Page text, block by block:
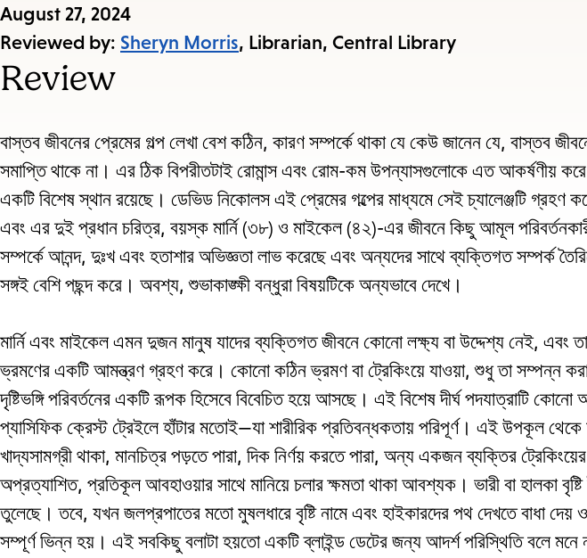
Published
on:
August 27, 2024
Reviewed by: Sheryn Morris, Librarian, Central Library
Review
বাস্তব জীবনের প্রেমের গল্প লেখা বেশ কঠিন, কারণ সম্পর্কে থাকা যে কেউ জানেন যে, বাস্তব
সমাপ্তি থাকে না। এর ঠিক বিপরীতটাই রোমান্স এবং রোম-কম উপন্যাসগুলোকে এত আকর্ষণীয়
একটি বিশেষ স্থান রয়েছে। ডেভিড নিকোলস এই প্রেমের গল্পের মাধ্যমে সেই চ্যালেঞ্জটি গ্রহণ
এবং এর দুই প্রধান চরিত্র, বয়স্ক মার্নি (৩৮) ও মাইকেল (৪২)-এর জীবনে কিছু আমূল
সম্পর্কে আনন্দ, দুঃখ এবং হতাশার অভিজ্ঞতা লাভ করেছে এবং অন্যদের সাথে ব্যক্তিগত সম্পর্ক
সঙ্গই বেশি পছন্দ করে। অবশ্য, শুভাকাঙ্ক্ষী বন্ধুরা বিষয়টিকে অন্যভাবে দেখে।
মার্নি এবং মাইকেল এমন দুজন মানুষ যাদের ব্যক্তিগত জীবনে কোনো লক্ষ্য বা উদ্দেশ্য নেই,
ভ্রমণের একটি আমন্ত্রণ গ্রহণ করে। কোনো কঠিন ভ্রমণ বা ট্রেকিংয়ে যাওয়া, শুধু তা সম্পন্ন
দৃষ্টিভঙ্গি পরিবর্তনের একটি রূপক হিসেবে বিবেচিত হয়ে আসছে। এই বিশেষ দীর্ঘ পদযাত্রাটি
প্যাসিফিক ক্রেস্ট ট্রেইলে হাঁটার মতোই—যা শারীরিক প্রতিবন্ধকতায় পরিপূর্ণ। এই উপকূল
খাদ্যসামগ্রী থাকা, মানচিত্র পড়তে পারা, দিক নির্ণয় করতে পারা, অন্য একজন ব্যক্তির
অপ্রত্যাশিত, প্রতিকূল আবহাওয়ার সাথে মানিয়ে চলার ক্ষমতা থাকা আবশ্যক। ভারী বা হালকা
তুলেছে। তবে, যখন জলপ্রপাতের মতো মুষলধারে বৃষ্টি নামে এবং হাইকারদের পথ দেখতে বাধা
সম্পূর্ণ ভিন্ন হয়। এই সবকিছু বলাটা হয়তো একটি ব্লাইন্ড ডেটের জন্য আদর্শ পরিস্থিতি বলে মনে